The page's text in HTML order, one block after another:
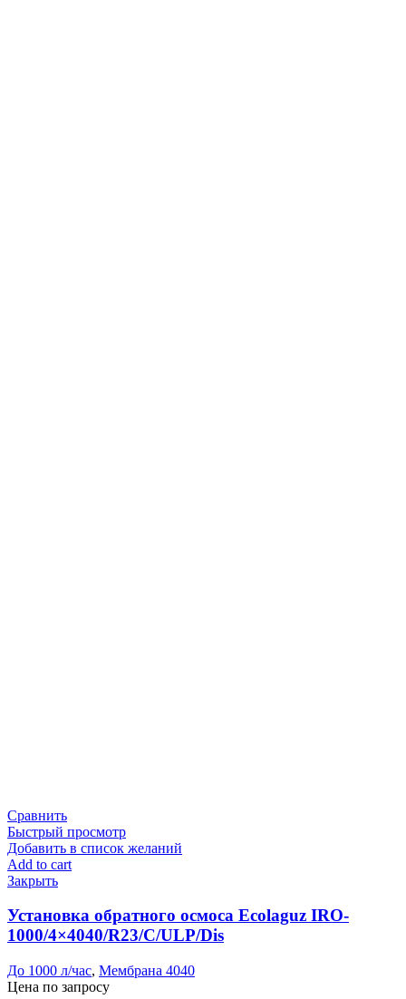
Сравнить
Быстрый просмотр
Добавить в список желаний
Add to cart
Закрыть
Установка обратного осмоса Ecolaguz IRO-
1000/4×4040/R23/C/ULP/Dis
До 1000 л/час, Мембрана 4040
Цена по запросу